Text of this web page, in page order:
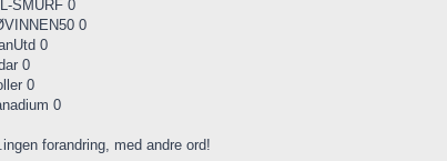
SMURF 0
0
0
0
0
0
forandring, med andre ord!